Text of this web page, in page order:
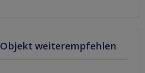
Objekt weiterempfehlen